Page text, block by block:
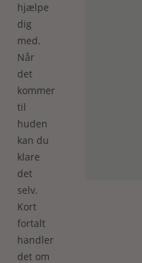
hjælpe
dig
med.
Når
det
kommer
til
huden
kan du
klare
det
selv.
Kort
fortalt
handler
det om